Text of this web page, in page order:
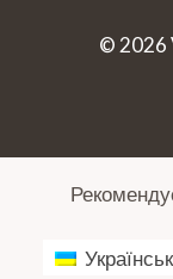
© 2026